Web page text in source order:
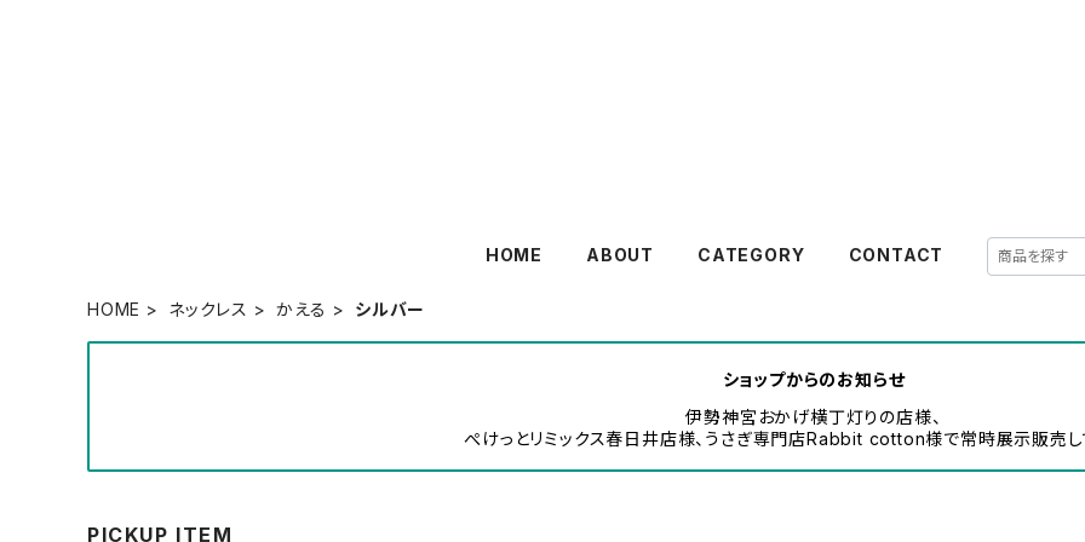
HOME ABOUT CATEGORY CONTACT
HOME ネックレス かえる シルバー
ショップからのお知らせ
伊勢神宮おかげ横丁灯りの店様、
ぺけっとリミックス春日井店様、うさぎ専門店Rabbit cotton様で常時展示販売し
PICKUP ITEM